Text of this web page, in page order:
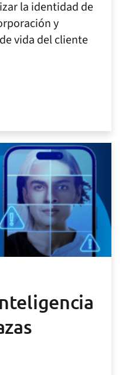
la identidad de
y
vida del cliente